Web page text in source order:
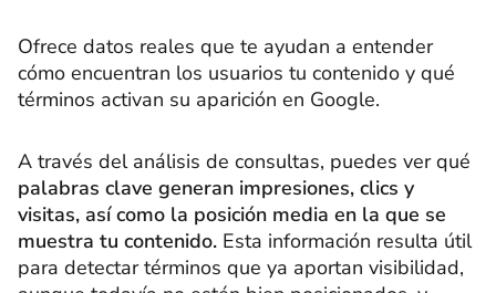
Ofrece datos reales que te ayudan a entender
cómo encuentran los usuarios tu contenido y qué
términos activan su aparición en Google.
A través del análisis de consultas, puedes ver qué
palabras clave generan impresiones, clics y
visitas, así como la posición media en la que se
muestra tu contenido. Esta información resulta útil
para detectar términos que ya aportan visibilidad,